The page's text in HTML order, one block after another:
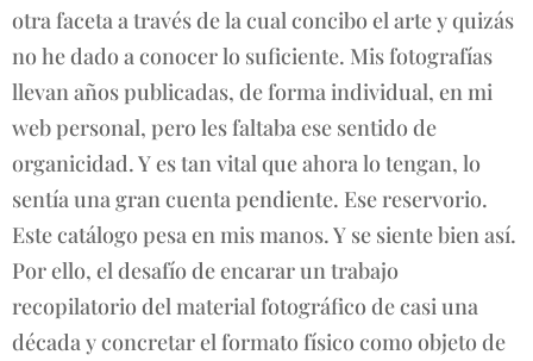
otra faceta a través de la cual concibo el arte y quizás
no he dado a conocer lo suficiente. Mis fotografías
llevan años publicadas, de forma individual, en mi
web personal, pero les faltaba ese sentido de
organicidad. Y es tan vital que ahora lo tengan, lo
sentía una gran cuenta pendiente. Ese reservorio.
Este catálogo pesa en mis manos. Y se siente bien así.
Por ello, el desafío de encarar un trabajo
recopilatorio del material fotográfico de casi una
década y concretar el formato físico como objeto de